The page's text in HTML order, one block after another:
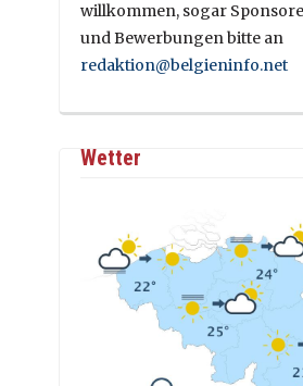
willkommen, sogar
und Bewerbungen bitte an
redaktion@belgieninfo.net
Wetter